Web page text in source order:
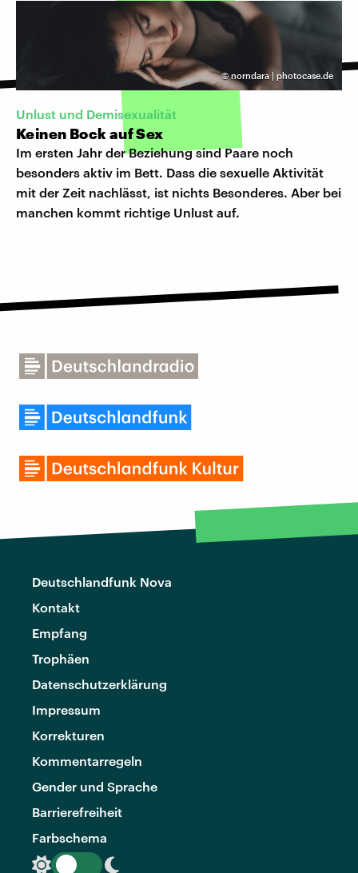
©norndara | photocase.de
Unlust und Demisexualität
Keinen Bock auf Sex
Im ersten Jahr der Beziehung sind Paare noch
besonders aktiv im Bett. Dass die sexuelle Aktivität
mit der Zeit nachlässt, ist nichts Besonderes. Aber bei
manchen kommt richtige Unlust auf.
Deutschlandfunk Nova
Kontakt
Empfang
Trophäen
Datenschutzerklärung
Impressum
Korrekturen
Kommentarregeln
Gender und Sprache
Barrierefreiheit
Farbschema